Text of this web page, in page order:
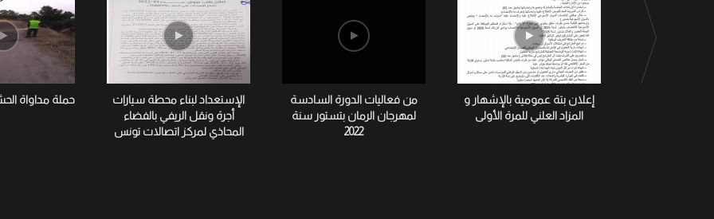
إعلان بتة عمومية بالإشهار و
المزاد العلني للمرة الأولى
من فعاليات الدورة السادسة
لمهرجان الرمان بتستور سنة
2022
الإستعداد لبناء محطة سيارات
أجرة ونقل الريفي بالفضاء
المحاذي لمركز اتصالات تونس
حملة مداواة